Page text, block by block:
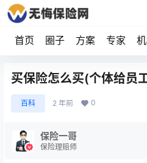
首页 圈子 方案 专家
买保险怎么买(个体给员
百科 2 年前 0
保险一哥
保险理赔师